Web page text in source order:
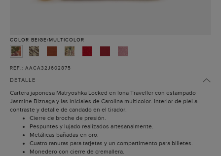
COLOR BEIGE/MULTICOLOR
REF.: AACA32J602875
DETALLE
Cartera japonesa Matryoshka Locked en lona Traveller con estampado
Jasmine Biznaga y las iniciales de Carolina multicolor. Interior de piel a
contraste y detalle de candado en el tirador.
Cierre de broche de presión.
Pespuntes y lujado realizados artesanalmente.
Metálicas bañadas en oro.
Cuatro ranuras para tarjetas y un compartimento para billetes.
Monedero con cierre de cremallera.